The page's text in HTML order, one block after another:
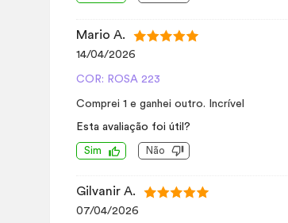
Mario A.
14/04/2026
COR: ROSA 223
Comprei 1 e ganhei outro. Incrível
Esta avaliação foi útil?
Sim Não
Gilvanir A.
07/04/2026